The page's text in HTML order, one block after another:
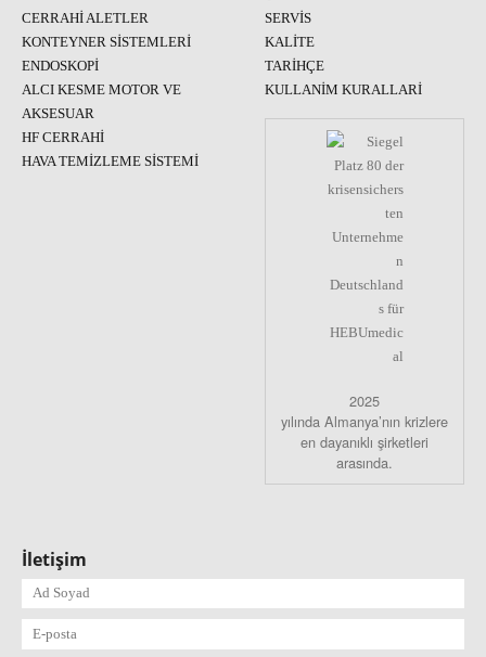
CERRAHI ALETLER
KONTEYNER SISTEMLERI
ENDOSKOPI
ALCI KESME MOTOR VE
AKSESUAR
HF CERRAHI
HAVA TEMIZLEME SISTEMI
SERVIS
KALITE
TARIHÇE
KULLANIM KURALLARI
2025
yılında Almanya’nın krizlere
en dayanıklı şirketleri
arasında.
İletişim